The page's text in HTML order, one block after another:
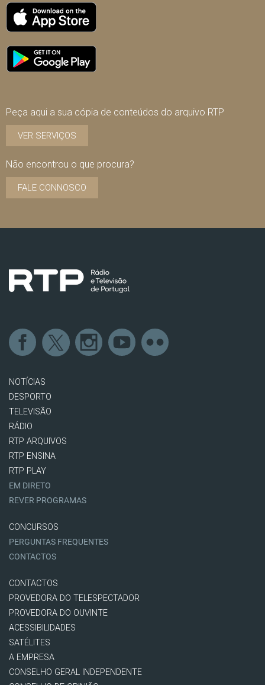
Peça aqui a sua cópia de conteúdos do arquivo RTP
VER SERVIÇOS
Não encontrou o que procura?
FALE CONNOSCO
NOTÍCIAS
DESPORTO
TELEVISÃO
RÁDIO
RTP ARQUIVOS
RTP ENSINA
RTP PLAY
EM DIRETO
REVER PROGRAMAS
CONCURSOS
PERGUNTAS FREQUENTES
CONTACTOS
CONTACTOS
PROVEDORA DO TELESPECTADOR
PROVEDORA DO OUVINTE
ACESSIBILIDADES
SATÉLITES
A EMPRESA
CONSELHO GERAL INDEPENDENTE